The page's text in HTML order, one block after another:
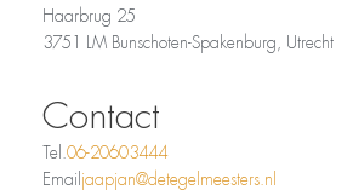
Haarbrug 25
3751 LM Bunschoten-Spakenburg, Utrecht
Contact
Tel. 06-20603444
Email jaapjan@detegelmeesters.nl